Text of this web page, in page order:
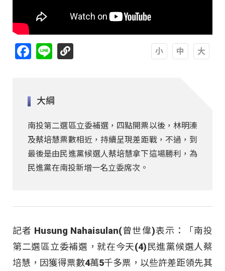
Facebook
Line
大綱
南投第二選區立委補選，四點開票以後，林明溱
及蔡培慧票數相近，持續呈現差距戰，不過，到
最後是由民進黨候選人蔡培慧拿下這場勝利，為
民進黨在南投新增一名立委席次。
記者 Husung Nahaisulan(曾世偉)表示：「南投
第二選區立委補選，就在今天(4)民進黨候選人蔡
培慧，因獲得票數4萬5千多票，以些許差距領先其